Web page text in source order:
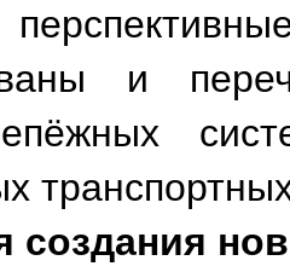
и
создания